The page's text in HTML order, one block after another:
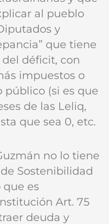
al pueblo
y
que tiene
déficit, con
impuestos o
público (si es que
de las Leliq,
que sea 0, etc.
no lo tiene
Sostenibilidad
que es
Art. 75
deuda y